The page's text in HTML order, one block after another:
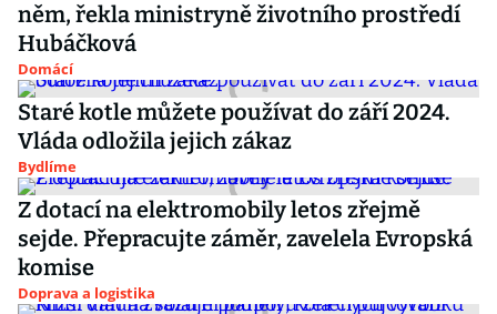
něm, řekla ministryně životního prostředí
Hubáčková
Domácí
Staré kotle můžete používat do září 2024.
Vláda odložila jejich zákaz
Bydlíme
Z dotací na elektromobily letos zřejmě
sejde. Přepracujte záměr, zavelela Evropská
komise
Doprava a logistika